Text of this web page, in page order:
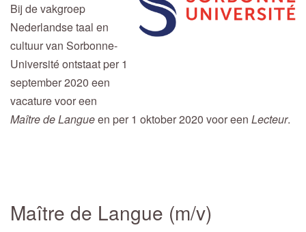
Bij de vakgroep
Nederlandse taal en
cultuur van Sorbonne-
Université ontstaat per 1
september 2020 een
vacature voor een
Maître de Langueen per 1 oktober 2020 voor een Lecteur.
Maître de Langue (m/v)